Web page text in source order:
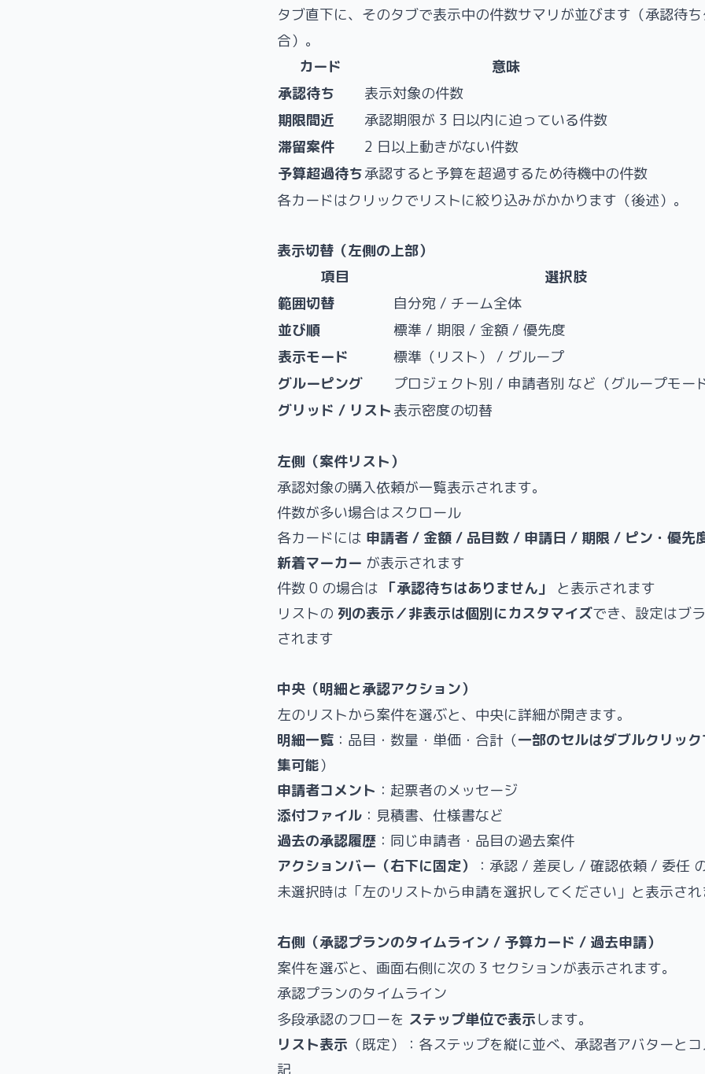
タブ直下に、そのタブで表示中の件数サマリが並びます（承認待
合）。
カード
意味
承認待ち
表示対象の件数
期限間近
承認期限が 3 日以内に迫っている件数
滞留案件
2 日以上動きがない件数
予算超過待ち承認すると予算を超過するため待機中の件数
各カードはクリックでリストに絞り込みがかかります（後述）。
表示切替（左側の上部）
項目
選択肢
範囲切替
自分宛 / チーム全体
並び順
標準 / 期限 / 金額 / 優先度
表示モード
標準（リスト） / グループ
グルーピング
プロジェクト別 / 申請者別 など（グループモー
グリッド / リスト 表示密度の切替
左側（案件リスト）
承認対象の購入依頼が一覧表示されます。
件数が多い場合はスクロール
各カードには 申請者 / 金額 / 品目数 / 申請日 / 期限 / ピン・優先
新着マーカー が表示されます
件数 0 の場合は 「承認待ちはありません」
と表示されます
リストの 列の表示／非表示は個別にカスタマイズでき、設定はブ
されます
中央（明細と承認アクション）
左のリストから案件を選ぶと、中央に詳細が開きます。
明細一覧 ：品目・数量・単価・合計（一部のセルはダブルクリッ
集可能）
申請者コメント ：起票者のメッセージ
添付ファイル ：見積書、仕様書など
過去の承認履歴 ：同じ申請者・品目の過去案件
アクションバー（右下に固定）
：承認 / 差戻し / 確認依頼 / 委任
未選択時は「左のリストから申請を選択してください」と表示さ
右側（承認プランのタイムライン / 予算カード / 過去申請）
案件を選ぶと、画面右側に次の 3 セクションが表示されます。
承認プランのタイムライン
多段承認のフローを ステップ単位で表示します。
リスト表示 （既定）：各ステップを縦に並べ、承認者アバターと
記